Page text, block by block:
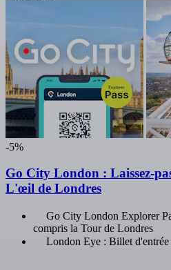
-5%
Go City London : Laissez-
L'œil de Londres
Go City London Explorer
compris la Tour de Londres
London Eye : Billet d'entrée